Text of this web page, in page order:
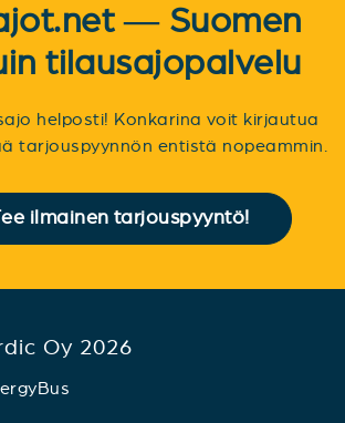
— Suomen
tilausajopalvelu
helposti! Konkarina voit kirjautua
tarjouspyynnön entistä nopeammin.
ilmainen tarjouspyyntö!
Oy 2026